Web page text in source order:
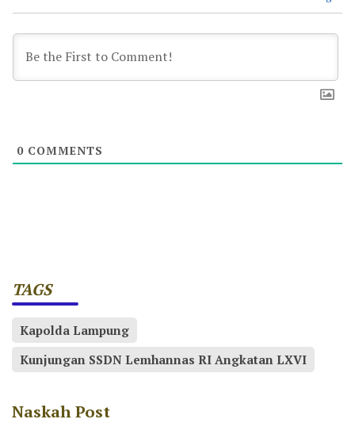
0 COMMENTS
TAGS
Kapolda Lampung
Kunjungan SSDN Lemhannas RI Angkatan LXVI
Naskah Post